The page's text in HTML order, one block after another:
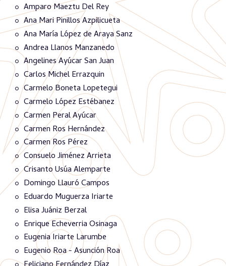
Amparo Maeztu Del Rey
Ana Mari Pinillos Azpilicueta
Ana María López de Araya Sanz
Andrea Llanos Manzanedo
Angelines Ayúcar San Juan
Carlos Michel Errazquin
Carmelo Boneta Lopetegui
Carmelo López Estébanez
Carmen Peral Ayúcar
Carmen Ros Hernández
Carmen Ros Pérez
Consuelo Jiménez Arrieta
Crisanto Usúa Alemparte
Domingo Llauró Campos
Eduardo Muguerza Iriarte
Elisa Juániz Berzal
Enrique Echeverria Osinaga
Eugenia Iriarte Larumbe
Eugenio Roa - Asunción Roa